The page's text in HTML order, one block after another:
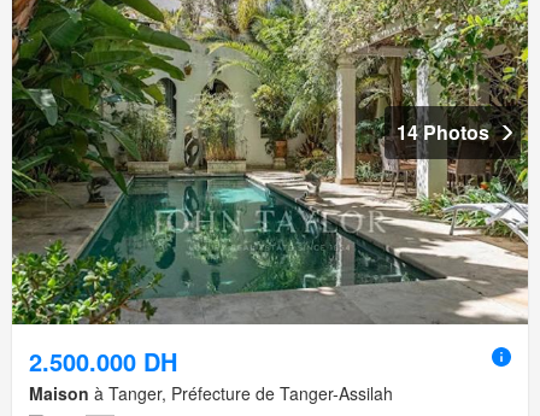
14 Photos
2.500.000 DH
Maison à Tanger, Préfecture de Tanger-Assilah